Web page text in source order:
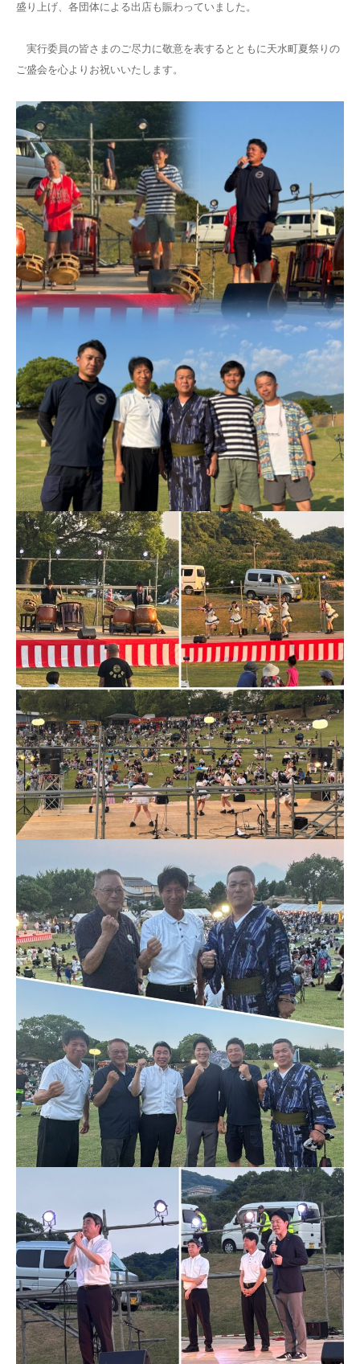
盛り上げ、各団体による出店も賑わっていました。
実行委員の皆さまのご尽力に敬意を表するとともに天水町夏祭りの
ご盛会を心よりお祝いいたします。